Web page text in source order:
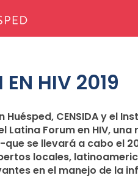
EN HIV 2019
Huésped, CENSIDA y el
Latina Forum en HIV,
se llevará a cabo el
locales,
en el manejo de la